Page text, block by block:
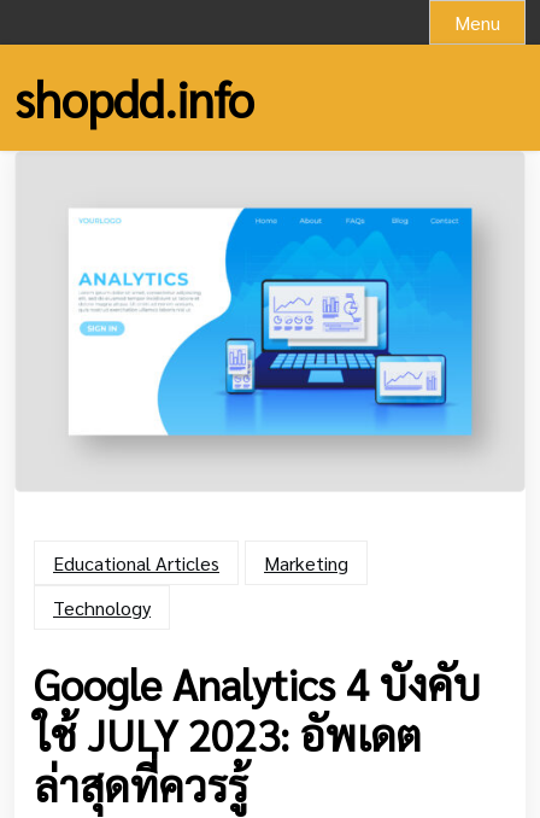
to
content
Menu
shopdd.info
Educational Articles
Marketing
Technology
Google Analytics 4 บังคับ
ใช้ JULY 2023: อัพเดต
ล่าสุดที่ควรรู้